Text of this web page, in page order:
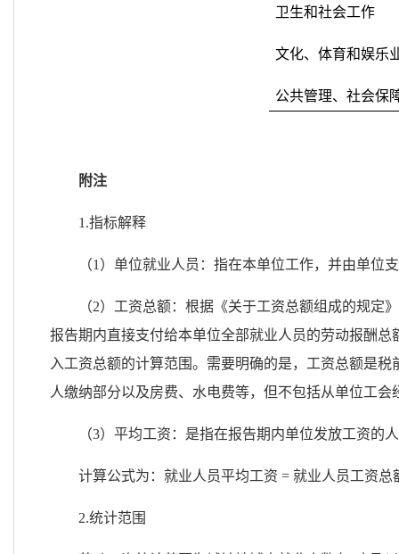
卫生和社会工作
文化、体育和娱乐
公共管理、社会保
附注
1.指标解释
（1 ） 单位就业人员：指在本单位工作，并由单位
（2） 工资总额：根据《关于工资总额组成的规定
报告期内直接支付给本单位全部就业人员的劳动报酬
入工资总额的计算范围。需要明确的是，工资总额是
人缴纳部分以及房费、水电费等，但不包括从单位工
（3）平均工资：是指在报告期内单位发放工资的
计算公式为：就业人员平均工资 = 就业人员工资总
2.统计范围